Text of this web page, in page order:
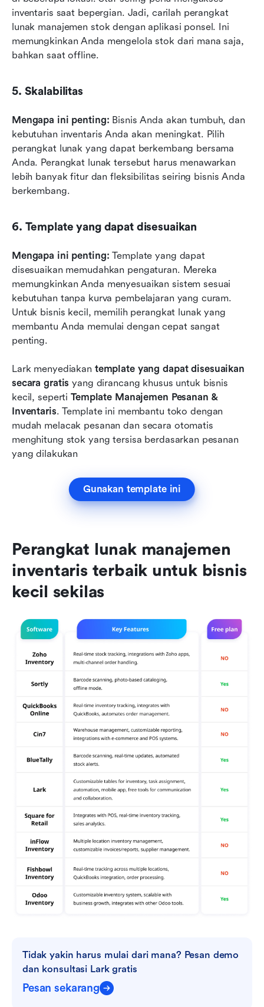
inventaris saat bepergian. Jadi, carilah perangkat
lunak manajemen stok dengan aplikasi ponsel. Ini
memungkinkan Anda mengelola stok dari mana saja,
bahkan saat offline.
5. Skalabilitas
Mengapa ini penting: Bisnis Anda akan tumbuh, dan
kebutuhan inventaris Anda akan meningkat. Pilih
perangkat lunak yang dapat berkembang bersama
Anda. Perangkat lunak tersebut harus menawarkan
lebih banyak fitur dan fleksibilitas seiring bisnis Anda
berkembang.
6. Template yang dapat disesuaikan
Mengapa ini penting: Template yang dapat
disesuaikan memudahkan pengaturan. Mereka
memungkinkan Anda menyesuaikan sistem sesuai
kebutuhan tanpa kurva pembelajaran yang curam.
Untuk bisnis kecil, memilih perangkat lunak yang
membantu Anda memulai dengan cepat sangat
penting.
Lark menyediakan template yang dapat disesuaikan
secara gratis yang dirancang khusus untuk bisnis
kecil, seperti Template Manajemen Pesanan &
Inventaris. Template ini membantu toko dengan
mudah melacak pesanan dan secara otomatis
menghitung stok yang tersisa berdasarkan pesanan
yang dilakukan
Gunakan template ini
Perangkat lunak manajemen
inventaris terbaik untuk bisnis
kecil sekilas
Tidak yakin harus mulai dari mana? Pesan demo
dan konsultasi Lark gratis
Pesan sekarang